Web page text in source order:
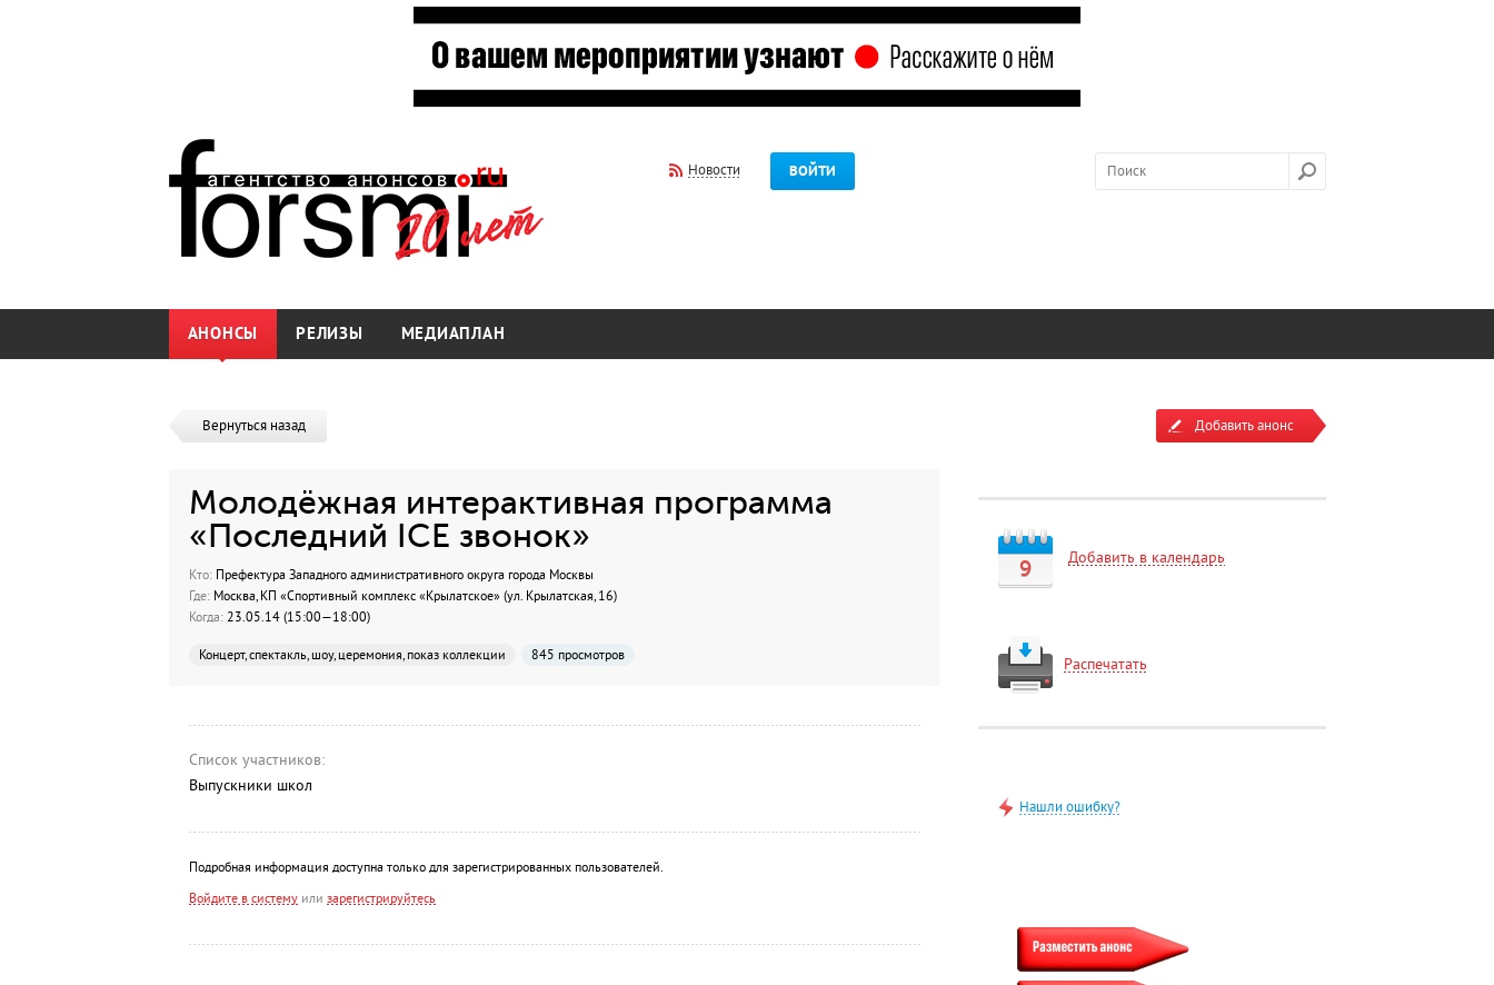
Новости ВОЙТИ
АНОНСЫ РЕЛИЗЫ МЕДИАПЛАН
Вернуться назад
Молодёжная интерактивная программа
«Последний ICE звонок»
Кто:Префектура Западного административного округа города Москвы
Где:Москва, КП «Спортивный комплекс «Крылатское» (ул. Крылатская, 16)
Когда:23.05.14 (15:00—18:00)
Концерт, спектакль, шоу, церемония, показ коллекции 845 просмотров
Список участников:
Выпускники школ
Подробная информация доступна только для зарегистрированных пользователей.
Войдите в системуили зарегистрируйтесь
Добавить анонс
9 Добавить в календарь
Распечатать
Нашли ошибку?